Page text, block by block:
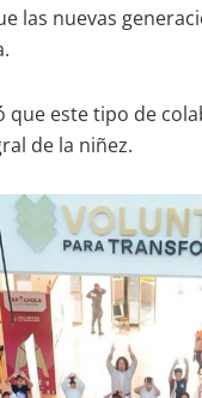
las nuevas
que este tipo de
de la niñez.